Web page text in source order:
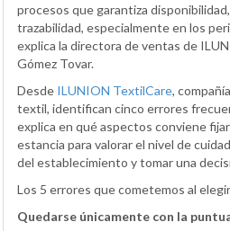
procesos que garantiza
trazabilidad, especialmente en los
explica la directora de ventas de
Gómez Tovar.
Desde ILUNION TextilCare,
textil, identifican cinco errores
explica en qué aspectos conviene
estancia para valorar el nivel de
del establecimiento y tomar una
Los 5 errores que cometemos al
Quedarse únicamente con la